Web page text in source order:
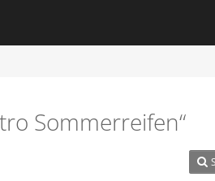
Sommerreifen“